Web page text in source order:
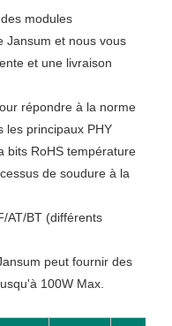
modules
Jansum et nous vous
et une livraison
répondre à la norme
les principaux PHY
bits RoHS température
de soudure à la
AT/BT (différents
peut fournir des
100W Max.